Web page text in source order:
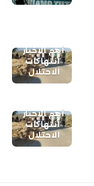
أهم الاخبار
انتهاكات
الاحتلال
أهم الاخبار
انتهاكات
الاحتلال